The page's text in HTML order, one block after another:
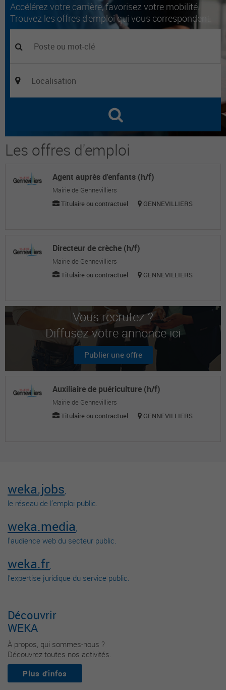
Accélérez votre carrière, favorisez votre mobilité.
Trouvez les offres d'emploi qui vous correspondent.
Les offres d'emploi
Agent auprès d'enfants (h/f)
Mairie de Gennevilliers
Titulaire ou contractuel
GENNEVILLIERS
Directeur de crèche (h/f)
Mairie de Gennevilliers
Titulaire ou contractuel
GENNEVILLIERS
Vous recrutez ?
Diffusez votre annonce ici
Publier une offre
Auxiliaire de puériculture (h/f)
Mairie de Gennevilliers
Titulaire ou contractuel
GENNEVILLIERS
weka.jobs,
le réseau de l’emploi public.
weka.media,
l’audience web du secteur public.
weka.fr,
l’expertise juridique du service public.
Découvrir
WEKA
À propos, qui sommes-nous ?
Découvrez toutes nos activités.
Plus d'infos